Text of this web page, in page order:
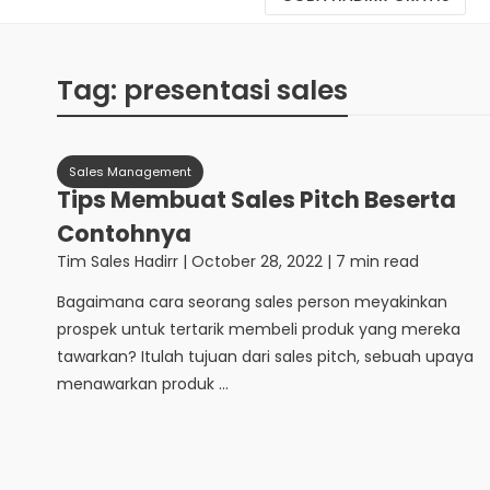
Tag: presentasi sales
Sales Management
Tips Membuat Sales Pitch Beserta
Contohnya
Tim Sales Hadirr | October 28, 2022 | 7 min read
Bagaimana cara seorang sales person meyakinkan
prospek untuk tertarik membeli produk yang mereka
tawarkan? Itulah tujuan dari sales pitch, sebuah upaya
menawarkan produk ...